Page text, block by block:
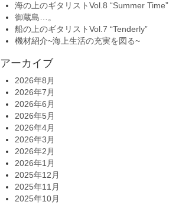
海の上のギタリストVol.8 “Summer Time”
御蔵島…。
船の上のギタリストVol.7 “Tenderly”
機材紹介~海上生活の充実を図る~
アーカイブ
2026年8月
2026年7月
2026年6月
2026年5月
2026年4月
2026年3月
2026年2月
2026年1月
2025年12月
2025年11月
2025年10月